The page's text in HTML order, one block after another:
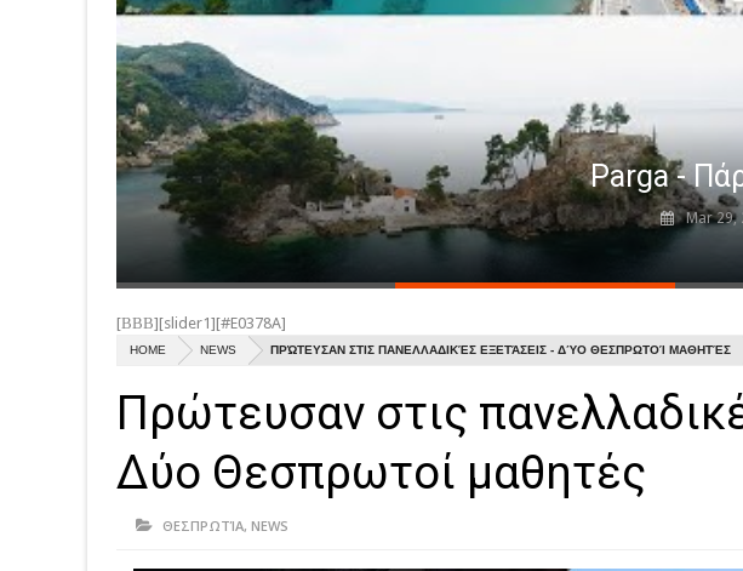
Venetian
Apr 02,
[ΒΒΒ][slider1][#E0378A]
HOME NEWS ΠΡΏΤΕΥΣΑΝ ΣΤΙΣ ΠΑΝΕΛΛΑΔΙΚΈΣ ΕΞΕΤΆΣΕΙΣ - ΔΎΟ ΘΕΣΠΡΩΤΟΊ ΜΑΘΗΤΈΣ
Πρώτευσαν στις
Δύο Θεσπρωτοί μαθητές
ΘΕΣΠΡΩΤΊΑ, NEWS